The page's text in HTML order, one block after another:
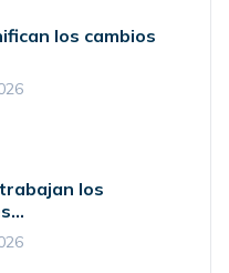
los cambios
los